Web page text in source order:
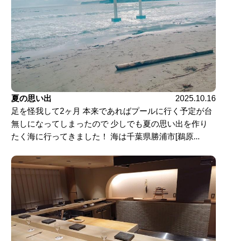
夏の思い出
2025.10.16
足を怪我して2ヶ月 本来であればプールに行く予定が台
無しになってしまったので 少しでも夏の思い出を作り
たく海に行ってきました！ 海は千葉県勝浦市[鵜原...